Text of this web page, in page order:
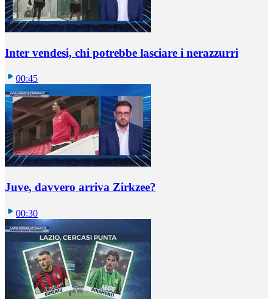
Inter vendesi, chi potrebbe lasciare i nerazzurri
00:45
Juve, davvero arriva Zirkzee?
00:30